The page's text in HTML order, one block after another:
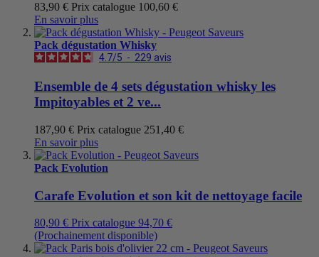
83,90 € Prix catalogue 100,60 €
En savoir plus
Pack dégustation Whisky
4.7/5 - 229 avis
Ensemble de 4 sets dégustation whisky les
Impitoyables et 2 ve...
187,90 € Prix catalogue 251,40 €
En savoir plus
Pack Evolution
Carafe Evolution et son kit de nettoyage facile
80,90 € Prix catalogue 94,70 €
(Prochainement disponible)